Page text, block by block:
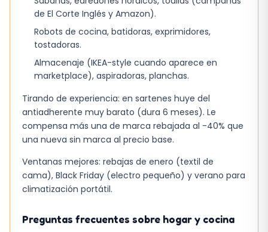
de El Corte Inglés y Amazon).
Robots de cocina, batidoras, exprimidores,
tostadoras.
Almacenaje (IKEA-style cuando aparece en
marketplace), aspiradoras, planchas.
Tirando de experiencia: en sartenes huye del
antiadherente muy barato (dura 6 meses). Le
compensa más una de marca rebajada al -40% que
una nueva sin marca al precio base.
Ventanas mejores: rebajas de enero (textil de
cama), Black Friday (electro pequeño) y verano para
climatización portátil.
Preguntas frecuentes sobre hogar y cocina